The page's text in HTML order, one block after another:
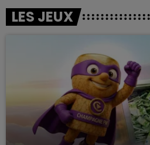
LES JEUX